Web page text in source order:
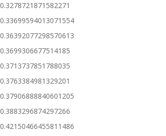
0.3278721871582271
0.33699594013071554
0.36392077298570613
0.3699306677514185
0.3713737851788035
0.3763384981329201
0.37906888840601205
0.3883296874297266
0.42150466455811486